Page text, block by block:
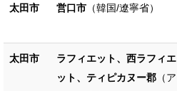
太田市 営口市 （韓国/遼寧省）
太田市
ラフィエット、西ラフィエ
ット、ティピカヌー郡 （ア